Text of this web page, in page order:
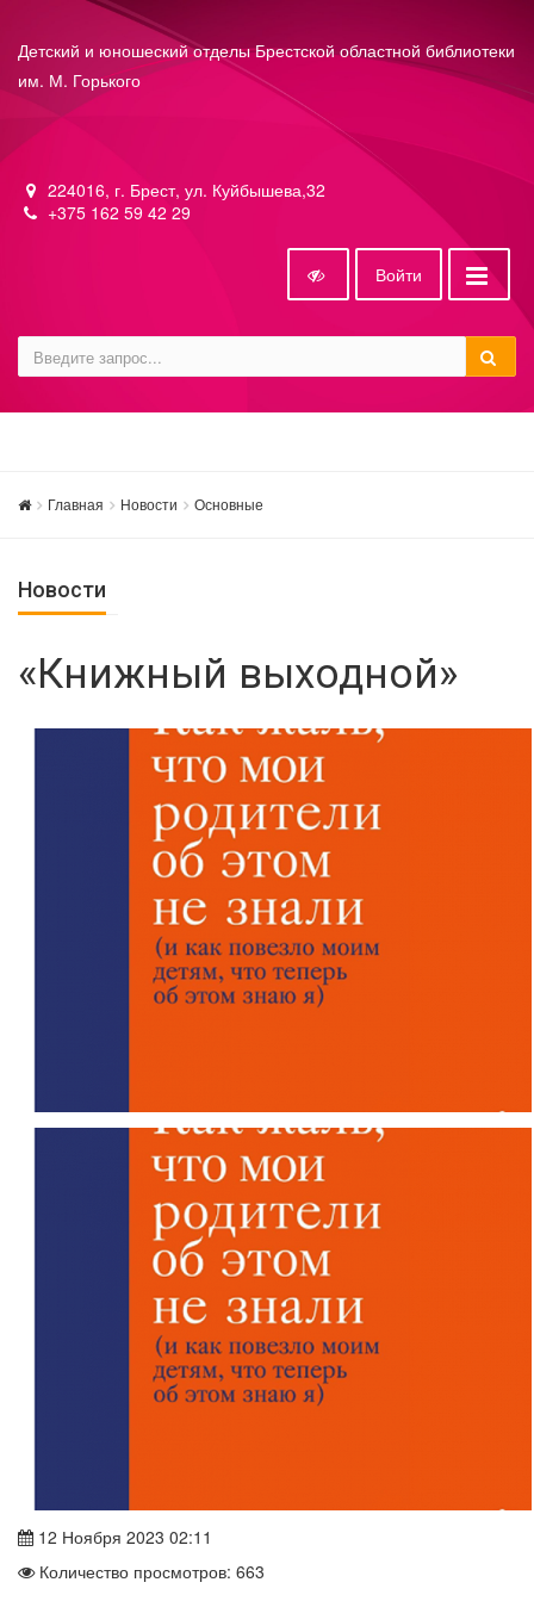
Детский и юношеский отделы Брестской областной библиотеки
им. М. Горького
224016, г. Брест, ул. Куйбышева,32
+375 162 59 42 29
Войти
Главная Новости Основные
Новости
«Книжный выходной»
12 Ноября 2023 02:11
Количество просмотров: 663